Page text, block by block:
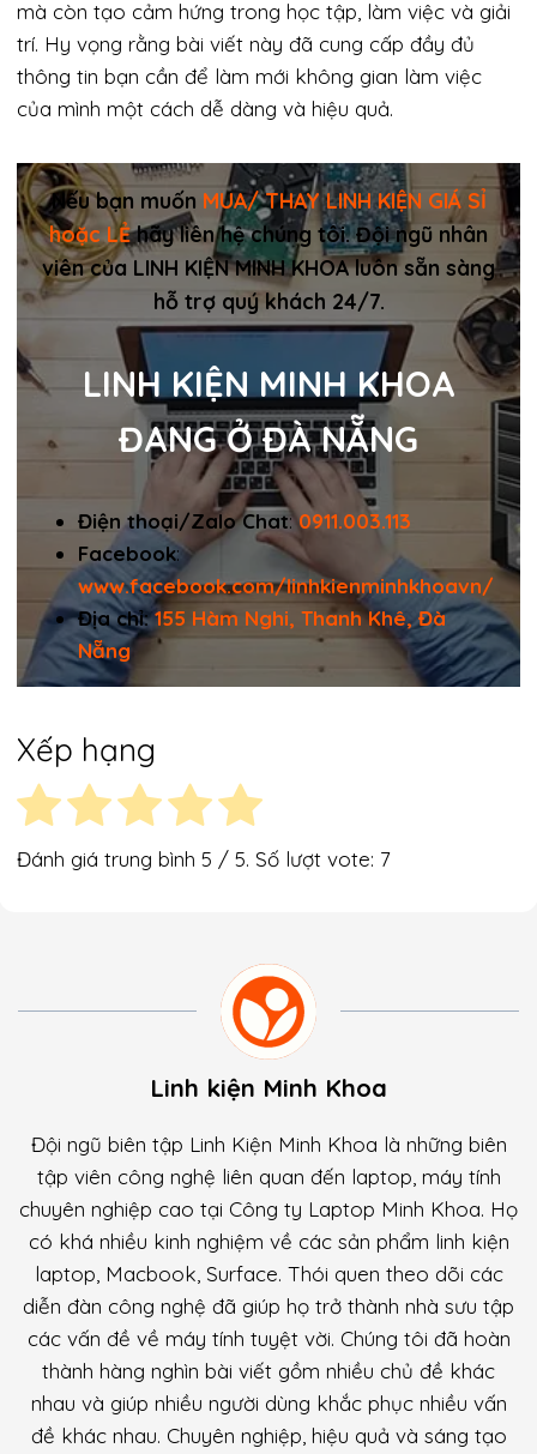
mà còn tạo cảm hứng trong học tập, làm việc và giải
trí. Hy vọng rằng bài viết này đã cung cấp đầy đủ
thông tin bạn cần để làm mới không gian làm việc
của mình một cách dễ dàng và hiệu quả.
Nếu bạn muốn MUA/ THAY LINH KIỆN GIÁ SỈ
hoặc LẺhãy liên hệ chúng tôi. Đội ngũ nhân
viên của LINH KIỆN MINH KHOA luôn sẵn sàng
hỗ trợ quý khách 24/7.
LINH KIỆN MINH KHOA
ĐANG Ở ĐÀ NẴNG
Điện thoại/Zalo Chat:0911.003.113
Facebook:
www.facebook.com/linhkienminhkhoavn/
Địa chỉ:155 Hàm Nghi, Thanh Khê, Đà
Nẵng
Xếp hạng
Đánh giá trung bình 5 / 5. Số lượt vote: 7
Linh kiện Minh Khoa
Đội ngũ biên tập Linh Kiện Minh Khoa là những biên
tập viên công nghệ liên quan đến laptop, máy tính
chuyên nghiệp cao tại Công ty Laptop Minh Khoa. Họ
có khá nhiều kinh nghiệm về các sản phẩm linh kiện
laptop, Macbook, Surface. Thói quen theo dõi các
diễn đàn công nghệ đã giúp họ trở thành nhà sưu tập
các vấn đề về máy tính tuyệt vời. Chúng tôi đã hoàn
thành hàng nghìn bài viết gồm nhiều chủ đề khác
nhau và giúp nhiều người dùng khắc phục nhiều vấn
đề khác nhau. Chuyên nghiệp, hiệu quả và sáng tạo